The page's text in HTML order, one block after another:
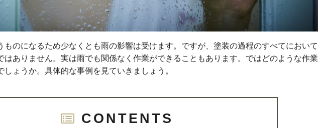
ものになるため少なくとも雨の影響は受けます。ですが、塗装の過程のすべてにおいて
はありません。実は雨でも関係なく作業ができることもあります。ではどのような作業
しょうか。具体的な事例を見ていきましょう。
CONTENTS